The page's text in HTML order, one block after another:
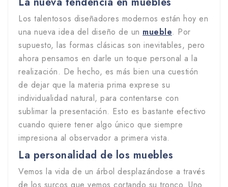
Los talentosos diseñadores modernos están hoy en
una nueva idea del diseño de un mueble. Por
supuesto, las formas clásicas son inevitables, pero
ahora pensamos en darle un toque personal a la
realización. De hecho, es más bien una cuestión
de dejar que la materia prima exprese su
individualidad natural, para contentarse con
sublimar la presentación. Esto es bastante efectivo
cuando quiere tener algo único que siempre
impresiona al observador a primera vista.
La personalidad de los muebles
Vemos la vida de un árbol desplazándose a través